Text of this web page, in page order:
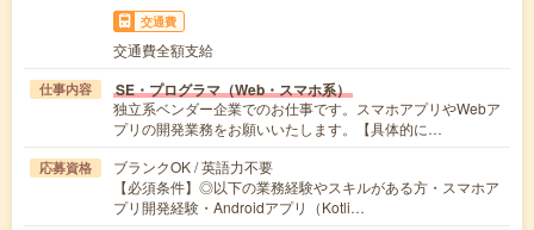
交通費
交通費全額支給
仕事内容 SE・プログラマ（Web・スマホ系）
独立系ベンダー企業でのお仕事です。スマホアプリやWebア
プリの開発業務をお願いいたします。【具体的に…
応募資格
ブランクOK / 英語力不要
【必須条件】◎以下の業務経験やスキルがある方・スマホア
プリ開発経験・Androidアプリ（Kotli…